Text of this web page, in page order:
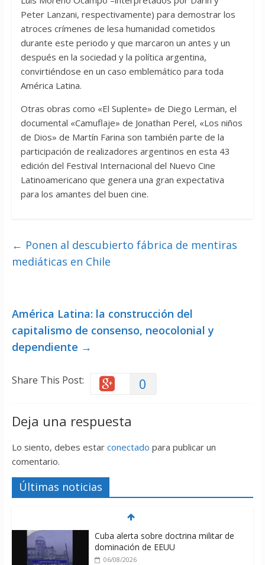
Peter Lanzani, respectivamente) para demostrar los
atroces crímenes de lesa humanidad cometidos
durante este periodo y que marcaron un antes y un
después en la sociedad y la política argentina,
convirtiéndose en un caso emblemático para toda
América Latina.
Otras obras como «El Suplente» de Diego Lerman, el
documental «Camuflaje» de Jonathan Perel, «Los niños
de Dios» de Martín Farina son también parte de la
participación de realizadores argentinos en esta 43
edición del Festival Internacional del Nuevo Cine
Latinoamericano que genera una gran expectativa
para los amantes del buen cine.
← Ponen al descubierto fábrica de mentiras
mediáticas en Chile
América Latina: la construcción del
capitalismo de consenso, neocolonial y
dependiente →
Share This Post: 0
Deja una respuesta
Lo siento, debes estar conectado para publicar un
comentario.
Últimas noticias
Cuba alerta sobre doctrina militar de
dominación de EEUU
06/08/2026